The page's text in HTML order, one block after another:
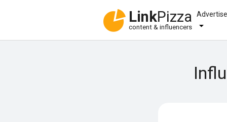
LinkPizza
content & influencers